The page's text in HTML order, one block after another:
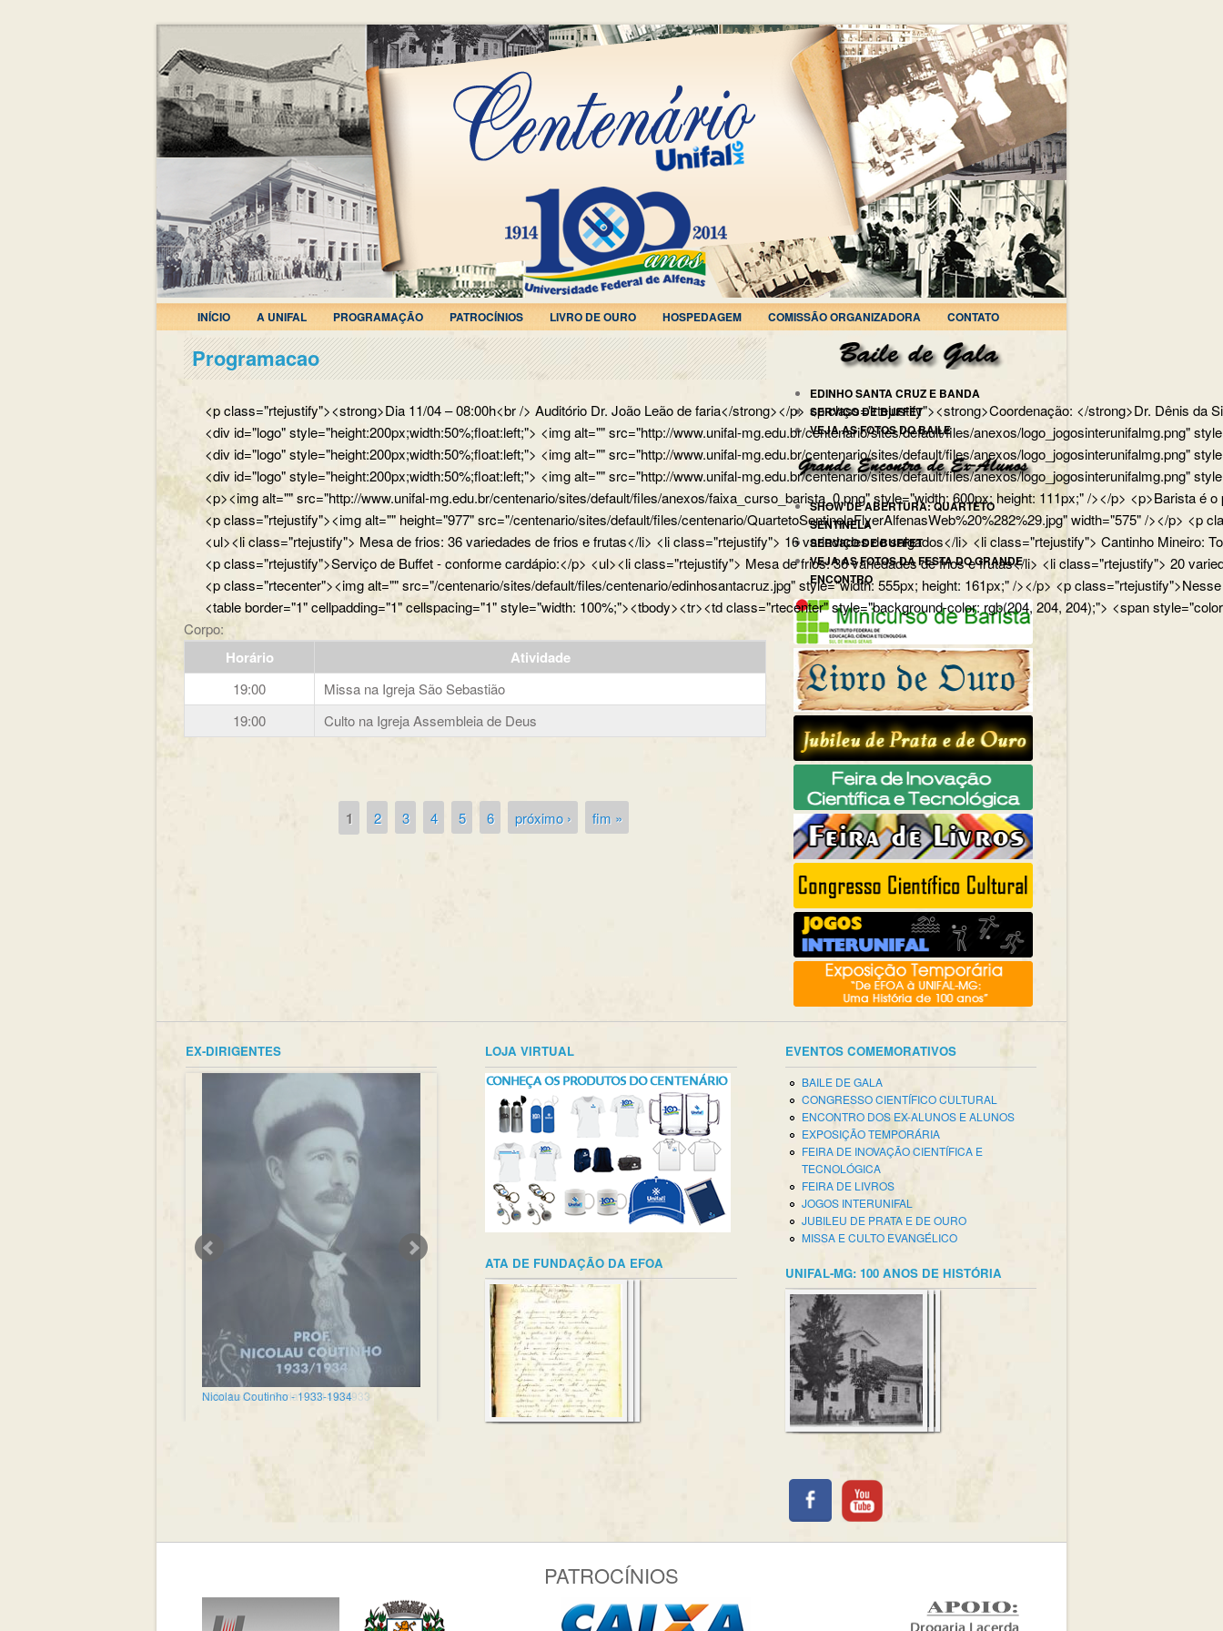
INÍCIO A UNIFAL PROGRAMAÇÃO PATROCÍNIOS LIVRO DE OURO HOSPEDAGEM COMISSÃO ORGANIZADORA CONTATO
Programacao
<p class="rtejustify"><strong>Dia 11/04 – 08:00h<br /> Auditório Dr. João Leão de faria</strong></p> <p class="rtejustify"><strong>Coordenação: </strong>Dr. Dênis
<div id="logo" style="height:200px;width:50%;float:left;"> <img alt="" src="http://www.unifal-mg.edu.br/centenario/sites/default/files/anexos/
<div id="logo" style="height:200px;width:50%;float:left;"> <img alt="" src="http://www.unifal-mg.edu.br/centenario/sites/default/files/anexos/
<div id="logo" style="height:200px;width:50%;float:left;"> <img alt="" src="http://www.unifal-mg.edu.br/centenario/sites/default/files/anexos/
<p><img alt="" src="http://www.unifal-mg.edu.br/centenario/sites/default/files/anexos/faixa_curso_barista_0.png" style="width: 600px; height: 111px;" /></p>
<p class="rtejustify"><img alt="" height="977" src="/centenario/sites/default/files/centenario/QuartetoSentinelaFlyerAlfenasWeb%20%282%29.jpg" width="575" /></p>
<ul><li class="rtejustify"> Mesa de frios: 36 variedades de frios e frutas</li> <li class="rtejustify"> 16 variedades de salgados</li> <li class="rtejustify"> Cantinho
<p class="rtejustify">Serviço de Buffet - conforme cardápio:</p> <ul><li class="rtejustify"> Mesa de frios: 36 variedades de frios e frutas</li> <li class="rtejustify"> 20
<p class="rtecenter"><img alt="" src="/centenario/sites/default/files/centenario/edinhosantacruz.jpg" style="width: 555px; height: 161px;" /></p> <p
<table border="1" cellpadding="1" cellspacing="1" style="width: 100%;"><tbody><tr><td class="rtecenter" style="background-color: rgb(204, 204, 204);"> <span
Corpo:
Horário Atividade
19:00
Missa na Igreja São Sebastião
19:00
Culto na Igreja Assembleia de Deus
1 2 3 4 5 6 próximo › fim »
EDINHO SANTA CRUZ E BANDA
SERVIÇO DE BUFFET
VEJA AS FOTOS DO BAILE
SHOW DE ABERTURA: QUARTETO
SENTINELA
SERVIÇO DE BUFFET
VEJA AS FOTOS DA FESTA DO GRANDE
ENCONTRO
EX-DIRIGENTES
Nicolau Coutinho - 1933-1934
LOJA VIRTUAL
ATA DE FUNDAÇÃO DA EFOA
EVENTOS COMEMORATIVOS
BAILE DE GALA
CONGRESSO CIENTÍFICO CULTURAL
ENCONTRO DOS EX-ALUNOS E ALUNOS
EXPOSIÇÃO TEMPORÁRIA
FEIRA DE INOVAÇÃO CIENTÍFICA E
TECNOLÓGICA
FEIRA DE LIVROS
JOGOS INTERUNIFAL
JUBILEU DE PRATA E DE OURO
MISSA E CULTO EVANGÉLICO
UNIFAL-MG: 100 ANOS DE HISTÓRIA
PATROCÍNIOS